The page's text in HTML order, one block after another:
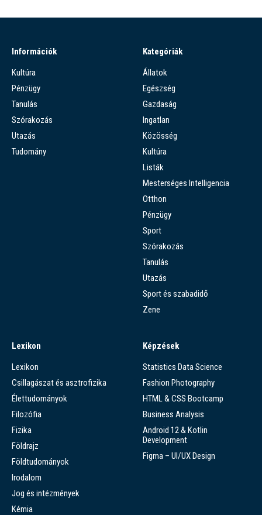
Információk
Kultúra
Pénzügy
Tanulás
Szórakozás
Utazás
Tudomány
Kategóriák
Állatok
Egészség
Gazdaság
Ingatlan
Közösség
Kultúra
Listák
Mesterséges Intelligencia
Otthon
Pénzügy
Sport
Szórakozás
Tanulás
Utazás
Sport és szabadidő
Zene
Lexikon
Lexikon
Csillagászat és asztrofizika
Élettudományok
Filozófia
Fizika
Földrajz
Földtudományok
Irodalom
Jog és intézmények
Kémia
Képzések
Statistics Data Science
Fashion Photography
HTML & CSS Bootcamp
Business Analysis
Android 12 & Kotlin
Development
Figma – UI/UX Design